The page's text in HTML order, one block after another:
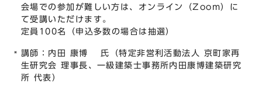
会場での参加が難しい方は、オンライン（Zoom）に
て受講いただけます。
定員100名（申込多数の場合は抽選）
講師：内田 康博 氏（特定非営利活動法人 京町家再
生研究会 理事⾧、一級建築士事務所内田康博建築研究
所 代表）